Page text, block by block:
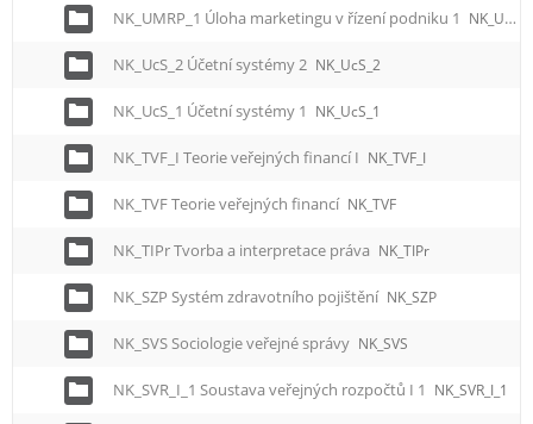
NK_UMRP_1 Úloha marketingu v řízení podniku 1 NK_UMRP_1
NK_UcS_2 Účetní systémy 2 NK_UcS_2
NK_UcS_1 Účetní systémy 1 NK_UcS_1
NK_TVF_I Teorie veřejných financí I NK_TVF_I
NK_TVF Teorie veřejných financí NK_TVF
NK_TIPr Tvorba a interpretace práva NK_TIPr
NK_SZP Systém zdravotního pojištění NK_SZP
NK_SVS Sociologie veřejné správy NK_SVS
NK_SVR_I_1 Soustava veřejných rozpočtů I 1 NK_SVR_I_1